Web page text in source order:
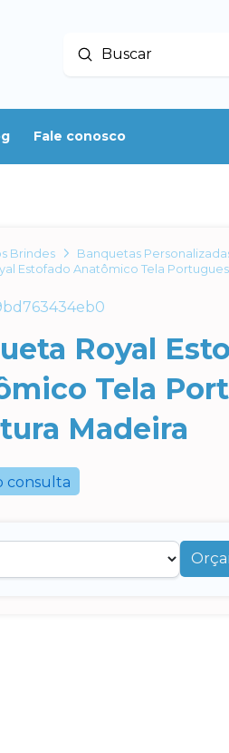
Buscar
Enviar
Fale conosco
Brindes
Banquetas
Estofado Anatômico Tela
Royal
Tela
Madeira
consulta